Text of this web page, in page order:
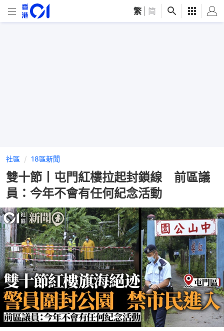
繁 简
社區 18區新聞
雙十節丨屯門紅樓拉起封鎖線 前區議
員：今年不會有任何紀念活動